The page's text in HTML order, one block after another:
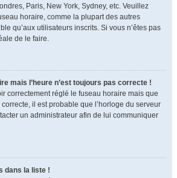
Paris, New York, Sydney, etc. Veuillez
horaire, comme la plupart des autres
qu’aux utilisateurs inscrits. Si vous n’êtes pas
de le faire.
mais l’heure n’est toujours pas correcte !
correctement réglé le fuseau horaire mais que
correcte, il est probable que l’horloge du serveur
un administrateur afin de lui communiquer
dans la liste !